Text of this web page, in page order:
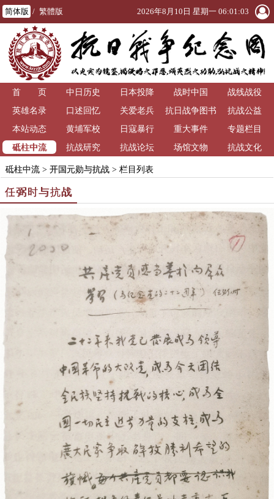
简体版 / 繁體版 2026年8月10日 星期一 06:01:05
首 页 中日历史 日本投降 战时中国
战线战役
英雄名录
口述回忆 关爱老兵
抗日战争图书
馆
抗战公益
本站动态
黄埔军校 日寇暴行 重大事件
专题栏目
砥柱中流
抗战研究 抗战论坛 场馆文物 抗战文化
砥柱中流> 开国元勋与抗战> 栏目列表
任弼时与抗战